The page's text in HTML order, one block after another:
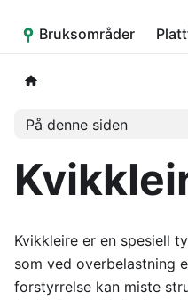
Placepoint
Bruksområder
På denne siden
Kvikkleire er en spesiell
som ved overbelastning
forstyrrelse kan miste